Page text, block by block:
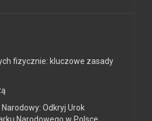
fizycznie: kluczowe zasady
Odkryj Urok
Narodowego w Polsce